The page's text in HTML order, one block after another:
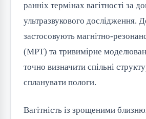
ранніх термінах вагітності за
ультразвукового дослідження.
застосовують магнітно-
(МРТ) та тривимірне
точно визначити спільні
спланувати пологи.
Вагітність із зрощеними